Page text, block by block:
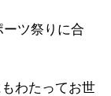
ツ祭りに合
わたってお世